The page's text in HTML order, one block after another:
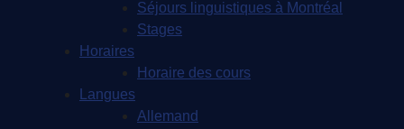
Séjours linguistiques à Montréal
Stages
Horaires
Horaire des cours
Langues
Allemand